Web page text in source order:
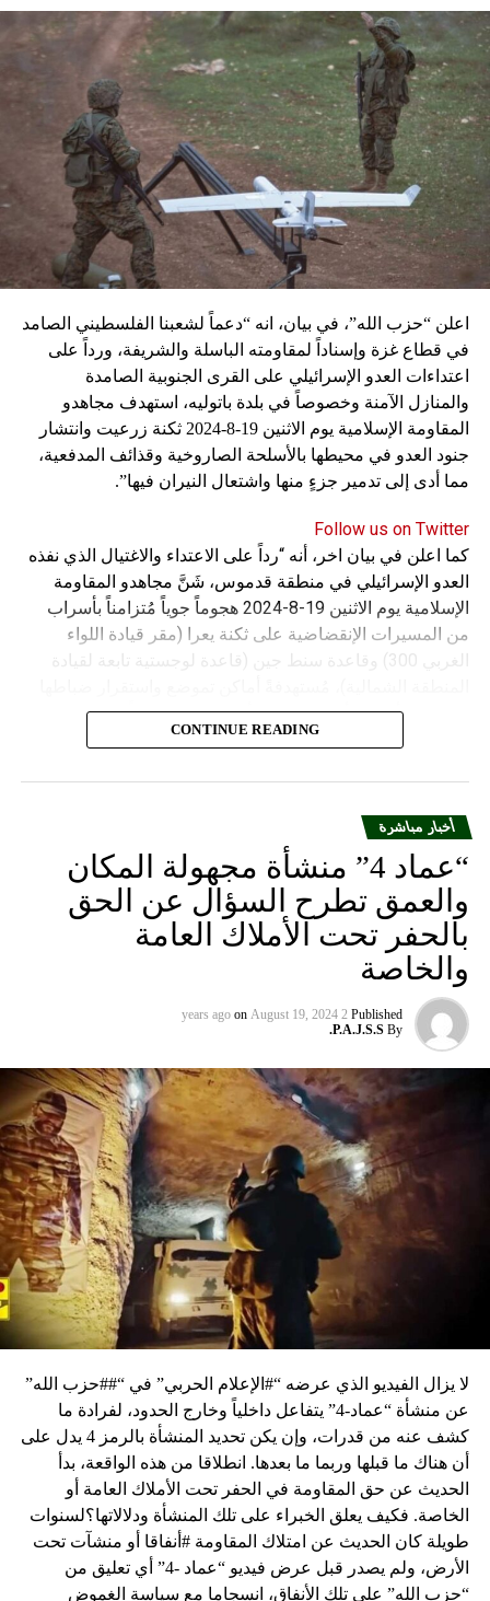
اعلن “حزب الله”، في بيان، انه “دعماً لشعبنا الفلسطيني الصامد
في قطاع غزة وإسناداً لمقاومته الباسلة ‌‏‌‏‌والشريفة، ورداً على
اعتداءات العدو الإسرائيلي على القرى الجنوبية الصامدة
والمنازل الآمنة وخصوصاً في بلدة باتوليه، استهدف مجاهدو
المقاومة الإسلامية يوم الاثنين 19-8-2024 ثكنة زرعيت وانتشار
جنود العدو في محيطها بالأسلحة الصاروخية وقذائف المدفعية،
مما أدى إلى تدمير جزءٍ منها واشتعال النيران فيها”.
Follow us on Twitter
كما اعلن في بيان اخر، أنه “رداً على الاعتداء والاغتيال الذي نفذه
العدو الإسرائيلي في منطقة قدموس، شَنَّ مجاهدو المقاومة
الإسلامية يوم الاثنين 19-8-2024 هجوماً جوياً مُتزامناً بأسراب
من المسيرات الإنقضاضية على ثكنة يعرا (مقر قيادة اللواء
الغربي 300) وقاعدة سنط جين (قاعدة لوجستية تابعة لقيادة
وجنودها وأصابت أهدافها بدقة وأوقعت فيهم عدداً من القتلى
CONTINUE READING
أخبار مباشرة
“عماد 4” منشأة مجهولة المكان
والعمق تطرح السؤال عن الحق
بالحفر تحت الأملاك العامة
والخاصة
Published
2 years ago
on August 19, 2024
By
P.A.J.S.S.
لا يزال الفيديو الذي عرضه “#الإعلام الحربي” في “##حزب الله”
عن منشأة “عماد-4” يتفاعل داخلياً وخارج الحدود، لفرادة ما
كشف عنه من قدرات، وإن يكن تحديد المنشأة بالرمز 4 يدل على
أن هناك ما قبلها وربما ما بعدها. انطلاقا من هذه الواقعة، بدأ
الحديث عن حق المقاومة في الحفر تحت الأملاك العامة أو
الخاصة. فكيف يعلق الخبراء على تلك المنشأة ودلالاتها؟لسنوات
طويلة كان الحديث عن امتلاك المقاومة #أنفاقا أو منشآت تحت
الأرض، ولم يصدر قبل عرض فيديو “عماد -4” أي تعليق من
“حزب الله” على تلك الأنفاق، انسجاما مع سياسة الغموض